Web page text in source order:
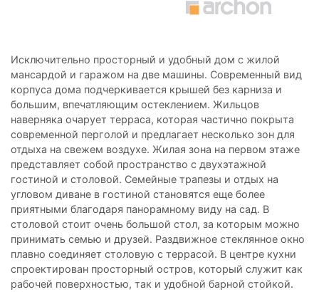
Исключительно просторный и удобный дом с жилой
мансардой и гаражом на две машины. Современный вид
корпуса дома подчеркивается крышей без карниза и
большим, впечатляющим остеклением. Жильцов
наверняка очарует терраса, которая частично покрыта
современной перголой и предлагает несколько зон для
отдыха на свежем воздухе. Жилая зона на первом этаже
представляет собой пространство с двухэтажной
гостиной и столовой. Семейные трапезы и отдых на
угловом диване в гостиной становятся еще более
приятными благодаря панорамному виду на сад. В
столовой стоит очень большой стол, за которым можно
принимать семью и друзей. Раздвижное стеклянное окно
плавно соединяет столовую с террасой. В центре кухни
спроектирован просторный остров, который служит как
рабочей поверхностью, так и удобной барной стойкой.